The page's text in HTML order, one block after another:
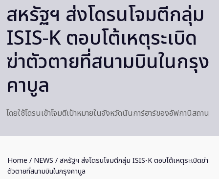
สหรัฐฯ ส่งโดรนโจมตีกลุ่ม
ISIS-K ตอบโต้เหตุระเบิด
ฆ่าตัวตายที่สนามบินในกรุง
คาบูล
โดยใช้โดรนเข้าโจมตีเป้าหมายในจังหวัดนันการ์ฮาร์ของอัฟกานิสถาน
Home / NEWS / สหรัฐฯ ส่งโดรนโจมตีกลุ่ม ISIS-K ตอบโต้เหตุระเบิดฆ่า
ตัวตายที่สนามบินในกรุงคาบูล